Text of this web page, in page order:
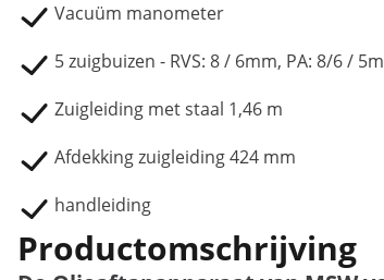
Vacuüm manometer
5 zuigbuizen - RVS: 8 / 6mm, PA: 8/6 /
Zuigleiding met staal 1,46 m
Afdekking zuigleiding 424 mm
handleiding
Productomschrijving